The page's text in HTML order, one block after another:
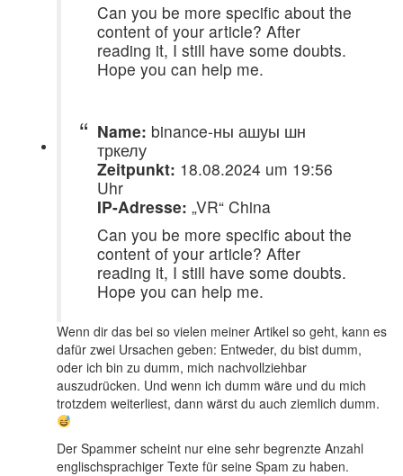
Can you be more specific about the
content of your article? After
reading it, I still have some doubts.
Hope you can help me.
Name: binance-ны ашуы шн
тркелу
Zeitpunkt: 18.08.2024 um 19:56
Uhr
IP-Adresse: „VR“ China
Can you be more specific about the
content of your article? After
reading it, I still have some doubts.
Hope you can help me.
Wenn dir das bei so vielen meiner Artikel so geht, kann es
dafür zwei Ursachen geben: Entweder, du bist dumm,
oder ich bin zu dumm, mich nachvollziehbar
auszudrücken. Und wenn ich dumm wäre und du mich
trotzdem weiterliest, dann wärst du auch ziemlich dumm.
Der Spammer scheint nur eine sehr begrenzte Anzahl
englischsprachiger Texte für seine Spam zu haben.